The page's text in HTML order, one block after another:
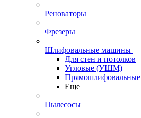
Реноваторы
Фрезеры
Шлифовальные машины
Для стен и потолков
Угловые (УШМ)
Прямошлифовальные
Еще
Пылесосы